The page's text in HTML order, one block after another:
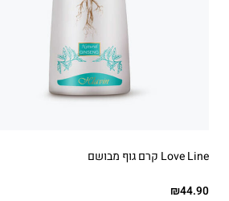
Love Line קרם גוף מבושם
₪44.90